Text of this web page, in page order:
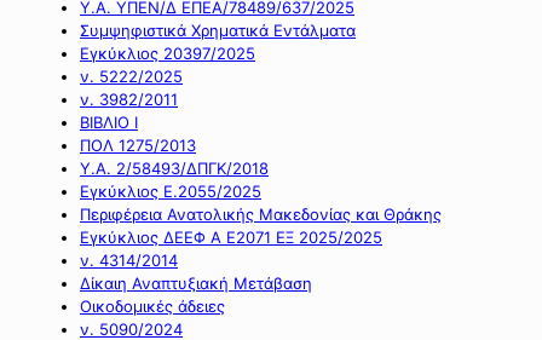
Υ.Α. ΥΠΕΝ/Δ ΕΠΕΑ/78489/637/2025
Συμψηφιστικά Χρηματικά Εντάλματα
Εγκύκλιος 20397/2025
ν. 5222/2025
ν. 3982/2011
ΒΙΒΛΙΟ Ι
ΠΟΛ 1275/2013
Υ.Α. 2/58493/ΔΠΓΚ/2018
Εγκύκλιος Ε.2055/2025
Περιφέρεια Ανατολικής Μακεδονίας και Θράκης
Εγκύκλιος ΔΕΕΦ Α Ε2071 ΕΞ 2025/2025
ν. 4314/2014
Δίκαιη Αναπτυξιακή Μετάβαση
Οικοδομικές άδειες
ν. 5090/2024